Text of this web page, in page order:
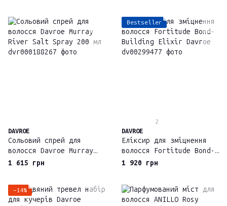
DAVROE
Сольовий спрей для
волосся Davroe Murray
River Salt Spray 200 мл
1 615 грн
Bestseller
2
DAVROE
Еліксир для зміцнення
волосся Fortitude Bond-
Building Elixir Davroe
1 920 грн
−14%